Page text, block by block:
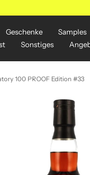
Geschenke Samples
Sonstiges
100 PROOF Edition #33